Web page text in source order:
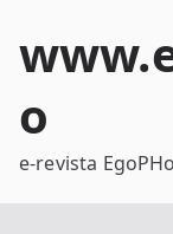
o
e-revista